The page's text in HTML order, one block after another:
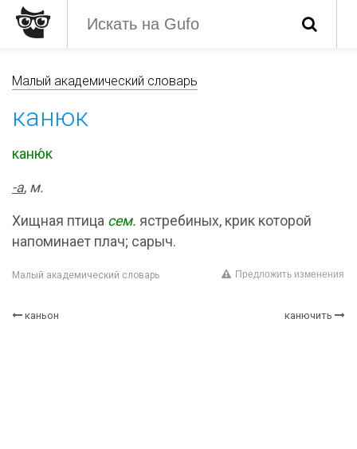
Малый академический словарь
канюк
каню́к
-а, м.
Хищная птица сем. ястребиных, крик которой
напоминает плач; сарыч.
Малый академический словарь Предложить изменения
каньон канючить